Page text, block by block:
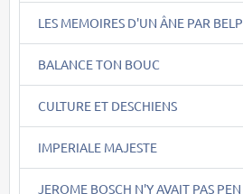
LES MEMOIRES D'UN ÂNE PAR BELP
BALANCE TON BOUC
CULTURE ET DESCHIENS
IMPERIALE MAJESTE
JEROME BOSCH N'Y AVAIT PAS PEN